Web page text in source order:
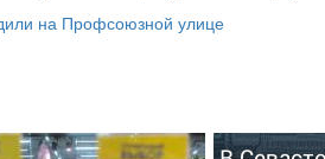
на Профсоюзной улице